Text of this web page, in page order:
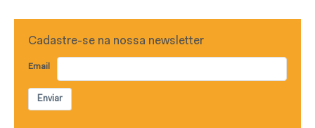
Cadastre-se na nossa newsletter
Email
Enviar